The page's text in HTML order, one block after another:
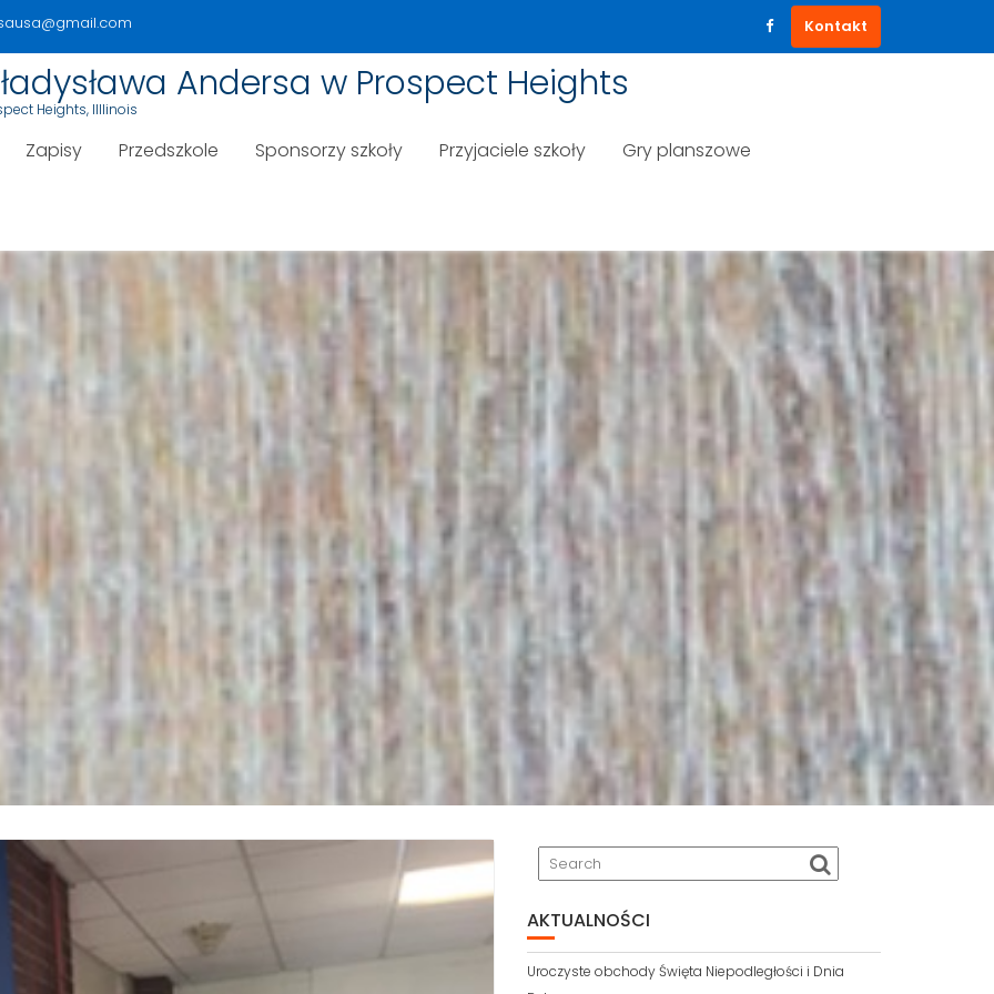
Kontakt
Andersa w Prospect Heights
Heights, Illlinois
Zapisy Przedszkole Sponsorzy szkoły Przyjaciele szkoły Gry planszowe
AKTUALNOŚCI
Uroczyste obchody Święta Niepodległości i Dnia